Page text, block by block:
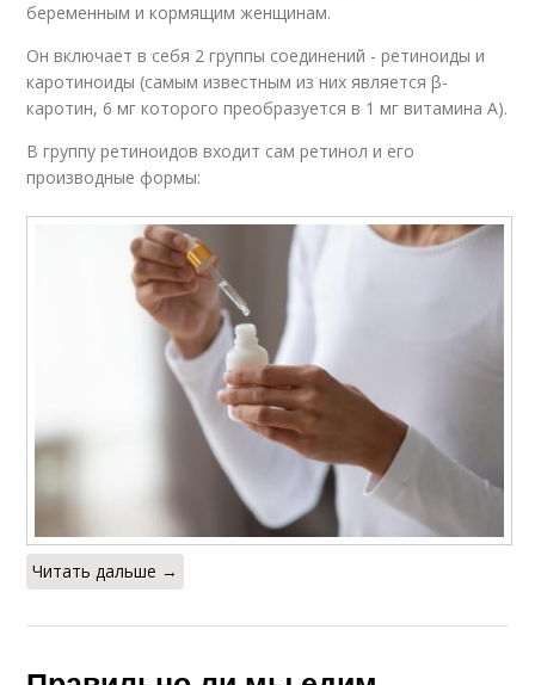
беременным и кормящим женщинам.
Он включает в себя 2 группы соединений - ретиноиды и
каротиноиды (самым известным из них является β-
каротин, 6 мг которого преобразуется в 1 мг витамина А).
В группу ретиноидов входит сам ретинол и его
производные формы:
Читать дальше →